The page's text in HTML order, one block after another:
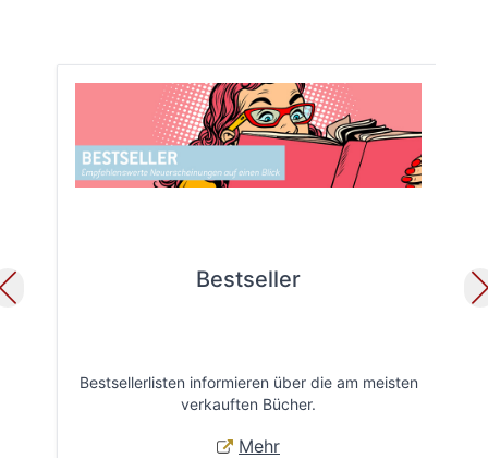
Bestseller
Bestsellerlisten informieren über die am meisten
verkauften Bücher.
Mehr